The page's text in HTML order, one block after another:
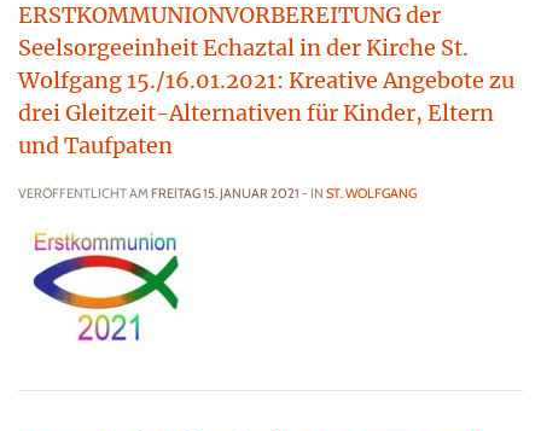
ERSTKOMMUNIONVORBEREITUNG der
Seelsorgeeinheit Echaztal in der Kirche St.
Wolfgang 15./16.01.2021: Kreative Angebote zu
drei Gleitzeit-Alternativen für Kinder, Eltern
und Taufpaten
VERÖFFENTLICHT AM FREITAG 15. JANUAR 2021 - IN ST. WOLFGANG